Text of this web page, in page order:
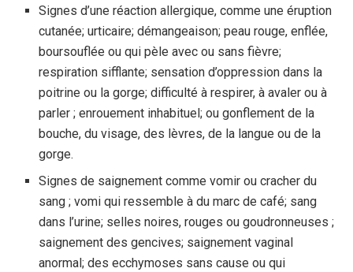
Signes d’une réaction allergique, comme une éruption
cutanée; urticaire; démangeaison; peau rouge, enflée,
boursouflée ou qui pèle avec ou sans fièvre;
respiration sifflante; sensation d’oppression dans la
poitrine ou la gorge; difficulté à respirer, à avaler ou à
parler ; enrouement inhabituel; ou gonflement de la
bouche, du visage, des lèvres, de la langue ou de la
gorge.
Signes de saignement comme vomir ou cracher du
sang ; vomi qui ressemble à du marc de café; sang
dans l’urine; selles noires, rouges ou goudronneuses ;
saignement des gencives; saignement vaginal
anormal; des ecchymoses sans cause ou qui